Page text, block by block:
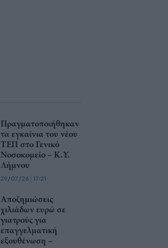
Πραγματοποιήθηκαν
τα εγκαίνια του νέου
ΤΕΠ στο Γενικό
Νοσοκομείο – Κ.Υ.
Λήμνου
29/07/26 | 17:21
Αποζημιώσεις
χιλιάδων ευρώ σε
γιατρούς για
επαγγελματική
εξουθένωση –